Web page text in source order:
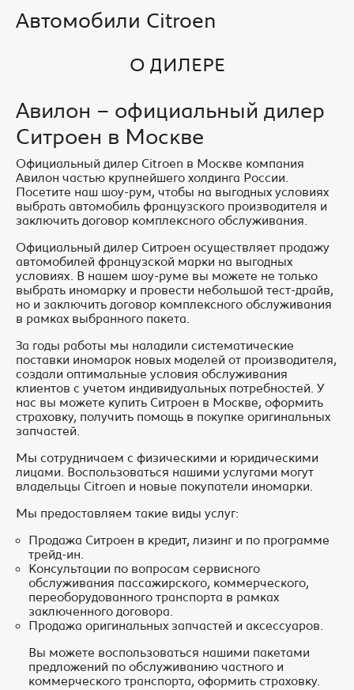
Автомобили Citroen
О ДИЛЕРЕ
Авилон – официальный дилер
Ситроен в Москве
Официальный дилер Citroen в Москве компания
Авилон частью крупнейшего холдинга России.
Посетите наш шоу-рум, чтобы на выгодных условиях
выбрать автомобиль французского производителя и
заключить договор комплексного обслуживания.
Официальный дилер Ситроен осуществляет продажу
автомобилей французской марки на выгодных
условиях. В нашем шоу-руме вы можете не только
выбрать иномарку и провести небольшой тест-драйв,
но и заключить договор комплексного обслуживания
в рамках выбранного пакета.
За годы работы мы наладили систематические
поставки иномарок новых моделей от производителя,
создали оптимальные условия обслуживания
клиентов с учетом индивидуальных потребностей. У
нас вы можете купить Ситроен в Москве, оформить
страховку, получить помощь в покупке оригинальных
запчастей.
Мы сотрудничаем с физическими и юридическими
лицами. Воспользоваться нашими услугами могут
владельцы Citroen и новые покупатели иномарки.
Мы предоставляем такие виды услуг:
Продажа Ситроен в кредит, лизинг и по программе
трейд-ин.
Консультации по вопросам сервисного
обслуживания пассажирского, коммерческого,
переоборудованного транспорта в рамках
заключенного договора.
Продажа оригинальных запчастей и аксессуаров.
Вы можете воспользоваться нашими пакетами
предложений по обслуживанию частного и
коммерческого транспорта, оформить страховку.